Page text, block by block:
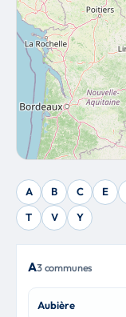
A B C E
T
V Y
A3 communes
Aubière